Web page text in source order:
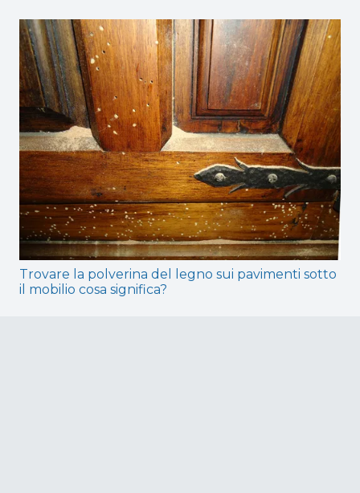
Trovare la polverina del legno sui pavimenti sotto
il mobilio cosa significa?